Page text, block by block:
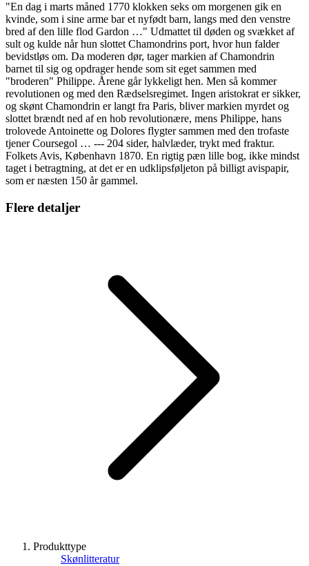
"En dag i marts måned 1770 klokken seks om morgenen gik en
kvinde, som i sine arme bar et nyfødt barn, langs med den venstre
bred af den lille flod Gardon …" Udmattet til døden og svækket af
sult og kulde når hun slottet Chamondrins port, hvor hun falder
bevidstløs om. Da moderen dør, tager markien af Chamondrin
barnet til sig og opdrager hende som sit eget sammen med
"broderen" Philippe. Årene går lykkeligt hen. Men så kommer
revolutionen og med den Rædselsregimet. Ingen aristokrat er sikker,
og skønt Chamondrin er langt fra Paris, bliver markien myrdet og
slottet brændt ned af en hob revolutionære, mens Philippe, hans
trolovede Antoinette og Dolores flygter sammen med den trofaste
tjener Coursegol … --- 204 sider, halvlæder, trykt med fraktur.
Folkets Avis, København 1870. En rigtig pæn lille bog, ikke mindst
taget i betragtning, at det er en udklipsføljeton på billigt avispapir,
som er næsten 150 år gammel.
Flere detaljer
Produkttype
Skønlitteratur